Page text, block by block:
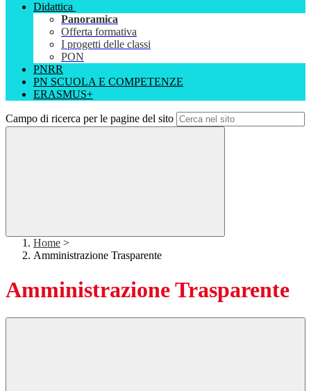
Didattica
Panoramica
Offerta formativa
I progetti delle classi
PON
PNRR
PN SCUOLA E COMPETENZE
ERASMUS+
Campo di ricerca per le pagine del sito
Home >
Amministrazione Trasparente
Amministrazione Trasparente